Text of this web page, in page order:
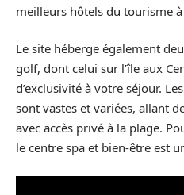
meilleurs hôtels du tourisme à
Le site héberge également
golf, dont celui sur l’île aux
d’exclusivité à votre séjour.
sont vastes et variées, allant
avec accès privé à la plage.
le centre spa et bien-être est